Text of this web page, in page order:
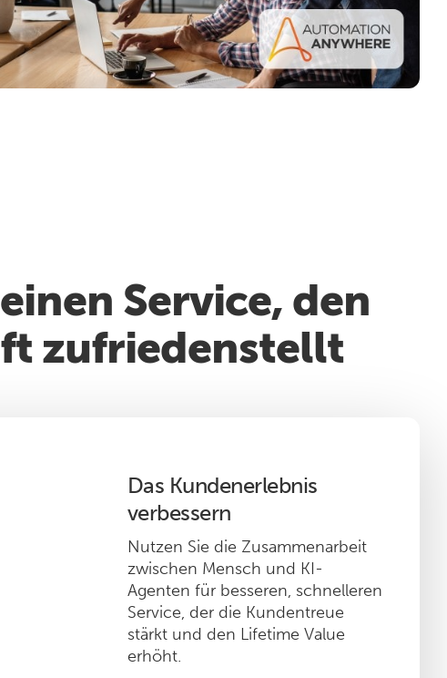
Service, den
zufriedenstellt
Das Kundenerlebnis
verbessern
Nutzen Sie die Zusammenarbeit
zwischen Mensch und KI-
Agenten für besseren, schnelleren
Service, der die Kundentreue
stärkt und den Lifetime Value
erhöht.